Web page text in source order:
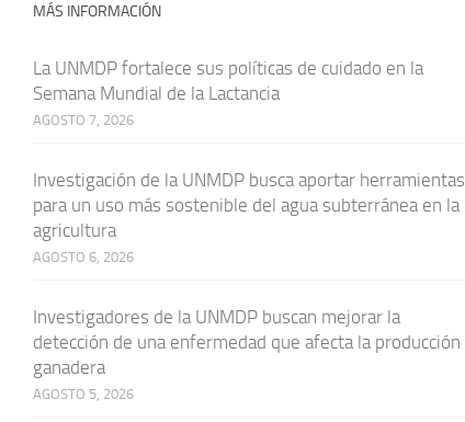
MÁS INFORMACIÓN
La UNMDP fortalece sus políticas de cuidado en la
Semana Mundial de la Lactancia
AGOSTO 7, 2026
Investigación de la UNMDP busca aportar herramientas
para un uso más sostenible del agua subterránea en la
agricultura
AGOSTO 6, 2026
Investigadores de la UNMDP buscan mejorar la
detección de una enfermedad que afecta la producción
ganadera
AGOSTO 5, 2026